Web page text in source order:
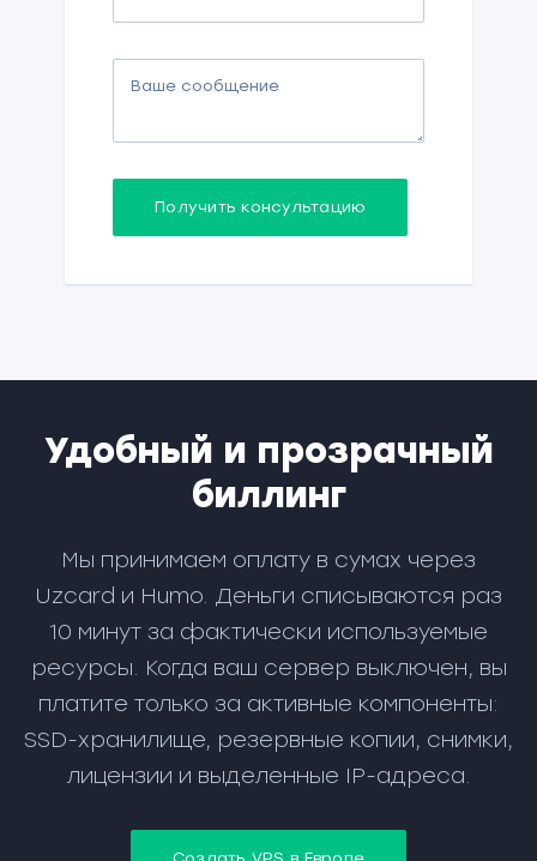
Получить консультацию
Удобный и прозрачный
биллинг
Мы принимаем оплату в сумах через
Uzcard и Humo. Деньги списываются раз
10 минут за фактически используемые
ресурсы. Когда ваш сервер выключен, вы
платите только за активные компоненты:
SSD-хранилище, резервные копии, снимки,
лицензии и выделенные IP-адреса.